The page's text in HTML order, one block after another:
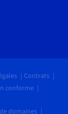
Contrats
conforme
domaines